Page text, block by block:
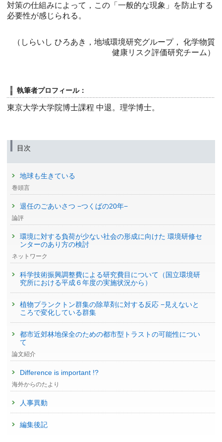
対策の仕組みによって，この「一般的な現象」を防止する
必要性が感じられる。
（しらいし ひろあき，地域環境研究グループ， 化学物質
健康リスク評価研究チーム）
執筆者プロフィール：
東京大学大学院博士課程 中退。理学博士。
目次
地球も生きている
巻頭言
退任のごあいさつ −つくばの20年−
論評
環境に対する負荷が少ない社会の形成に向けた 環境研修セ
ンターのあり方の検討
ネットワーク
科学技術振興調整費による研究費目について（国立環境研
究所における平成６年度の実施状況から）
植物プランクトン群集の除草剤に対する反応 −見えないと
ころで変化している群集
都市近郊林地保全のための都市型トラストの可能性につい
て
論文紹介
Difference is important !?
海外からのたより
人事異動
編集後記